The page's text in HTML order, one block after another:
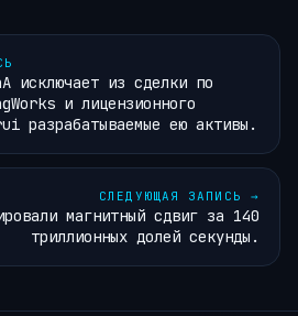
исключает из сделки по
и лицензионного
разрабатываемые ею активы.
СЛЕДУЮЩАЯ ЗАПИСЬ →
магнитный сдвиг за 140
триллионных долей секунды.